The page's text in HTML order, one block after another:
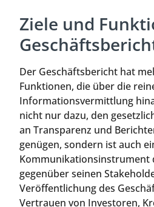
Ziele und
Der Geschäftsbericht hat
Funktionen, die über die
Informationsvermittlung
nicht nur dazu, den
an Transparenz und
genügen, sondern ist auch
Kommunikationsinstrument
gegenüber seinen
Veröffentlichung des
Vertrauen von Investoren,